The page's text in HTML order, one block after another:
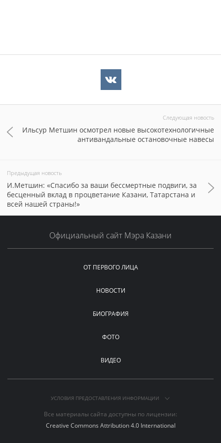
Следующая новость
Ильсур Метшин осмотрел новые высокотехнологичные
антивандальные остановочные навесы
Предыдущая новость
И.Метшин: «Спасибо за ваши бессмертные подвиги, за
бесценный вклад в процветание Казани, Татарстана и
всей нашей страны!»
Официальный сайт Мэра Казани
ОТ ПЕРВОГО ЛИЦА
НОВОСТИ
БИОГРАФИЯ
ФОТО
ВИДЕО
УСЛОВИЯ ПРЕДОСТАВЛЕНИЯ ИНФОРМАЦИИ
Все материалы сайта доступны по лицензии:
Creative Commons Attribution 4.0 International